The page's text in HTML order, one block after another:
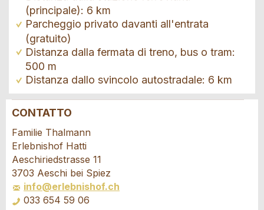
(principale): 6 km
Parcheggio privato davanti all'entrata
(gratuito)
Distanza dalla fermata di treno, bus o tram:
500 m
Distanza dallo svincolo autostradale: 6 km
Contestare l'annuncio
Il tuo feedback è molto apprezzato!
Feedback generale
Questo annuncio non è più valido
Consigliamo l'annuncio
Raccomando questo annuncio agli amici.
CONTATTO
Familie Thalmann
Erlebnishof Hatti
Aeschiriedstrasse 11
3703 Aeschi bei Spiez
info@erlebnishof.ch
033 654 59 06